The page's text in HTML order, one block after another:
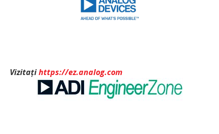
Vizitațihttps://ez.analog.com